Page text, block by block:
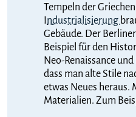
Tempeln der
ndustrialisierung
Gebäude. Der
Beispiel für den
Neo-Renaissance
dass man alte Stile
etwas Neues heraus.
Materialien. Zum